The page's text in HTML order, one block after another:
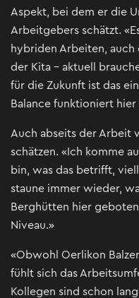
Aspekt, bei dem er die
Arbeitgebers schätzt.
hybriden Arbeiten,
der Kita – aktuell
für die Zukunft ist das
Balance funktioniert
Auch abseits der Arbeit
schätzen. «Ich komme
bin, was das betrifft,
staune immer wieder,
Berghütten hier
Niveau.»
«Obwohl Oerlikon
fühlt sich das
Kollegen sind schon